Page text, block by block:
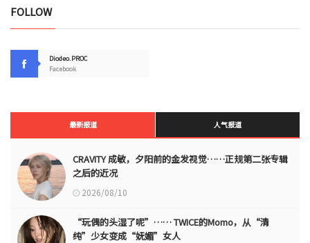
FOLLOW
Diodeo.PROC
Facebook
最新报道 人气报道
CRAVITY 成敏，夕阳前的金发视觉……正规第二张专辑
之后的近况
2026/08/10
“玩偶的头湿了呢”…… TWICE的Momo，从“清
纯”少女变成“妩媚”女人